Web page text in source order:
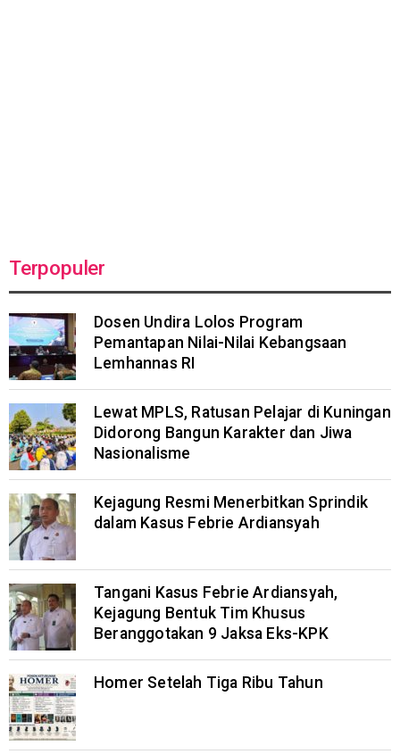
Terpopuler
Dosen Undira Lolos Program
Pemantapan Nilai-Nilai Kebangsaan
Lemhannas RI
Lewat MPLS, Ratusan Pelajar di Kuningan
Didorong Bangun Karakter dan Jiwa
Nasionalisme
Kejagung Resmi Menerbitkan Sprindik
dalam Kasus Febrie Ardiansyah
Tangani Kasus Febrie Ardiansyah,
Kejagung Bentuk Tim Khusus
Beranggotakan 9 Jaksa Eks-KPK
Homer Setelah Tiga Ribu Tahun